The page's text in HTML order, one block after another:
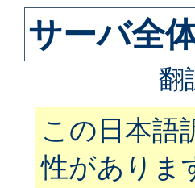
サーバ全
翻
この日本語
性がありま